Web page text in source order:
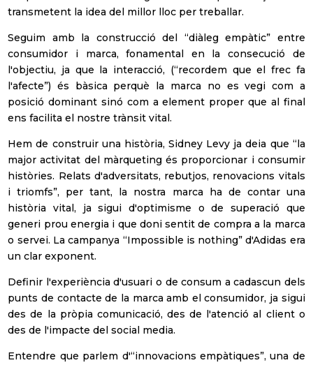
transmetent la idea del millor lloc per treballar.
Seguim amb la construcció del “diàleg empàtic” entre
consumidor i marca, fonamental en la consecució de
l'objectiu, ja que la interacció, (“recordem que el frec fa
l'afecte”) és bàsica perquè la marca no es vegi com a
posició dominant sinó com a element proper que al final
ens facilita el nostre trànsit vital.
Hem de construir una història, Sidney Levy ja deia que “la
major activitat del màrqueting és proporcionar i consumir
històries. Relats d'adversitats, rebutjos, renovacions vitals
i triomfs”, per tant, la nostra marca ha de contar una
història vital, ja sigui d'optimisme o de superació que
generi prou energia i que doni sentit de compra a la marca
o servei. La campanya “Impossible is nothing” d'Adidas era
un clar exponent.
Definir l'experiència d'usuari o de consum a cadascun dels
punts de contacte de la marca amb el consumidor, ja sigui
des de la pròpia comunicació, des de l'atenció al client o
des de l'impacte del social media.
Entendre que parlem d'“innovacions empàtiques”, una de
Assegurances
Petcare
Educació
FMCG (Béns de
Gran Consum)
Real Estate
Retails | Shopping
Center
Turisme i lleure
Política de Privadesa
He llegit i accepto la Política de Privadesa
(veure política de privadesa)